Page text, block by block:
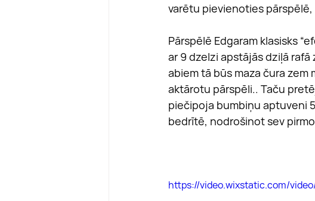
varētu pievienoties
Pārspēlē Edgaram klasisks
ar 9 dzelzi apstājās dziļā rafā
abiem tā būs maza čura
aktārotu pārspēli.. Taču
piečipoja bumbiņu aptuveni
bedrītē, nodrošinot sev
https://video.wixstatic.com/